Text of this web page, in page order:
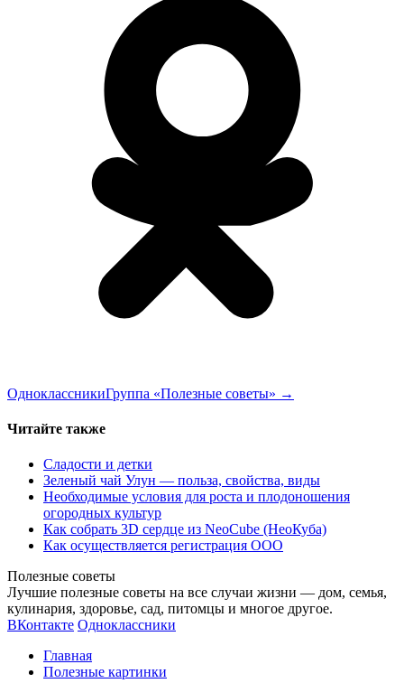
ОдноклассникиГруппа «Полезные советы» →
Читайте также
Сладости и детки
Зеленый чай Улун — польза, свойства, виды
Необходимые условия для роста и плодоношения
огородных культур
Как собрать 3D сердце из NeoCube (НеоКуба)
Как осуществляется регистрация ООО
Полезные советы
Лучшие полезные советы на все случаи жизни — дом, семья,
кулинария, здоровье, сад, питомцы и многое другое.
ВКонтакте Одноклассники
Главная
Полезные картинки